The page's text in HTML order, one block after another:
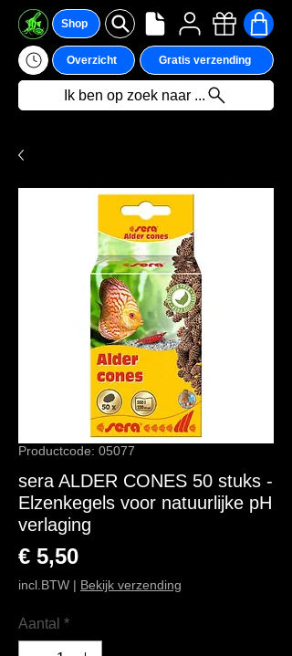
Shop
Overzicht Gratis verzending
Ik ben op zoek naar ...
Productcode: 05077
sera ALDER CONES 50 stuks -
Elzenkegels voor natuurlijke pH
verlaging
€ 5,50Prijs
incl.BTW | Bekijk verzending
Aantal *